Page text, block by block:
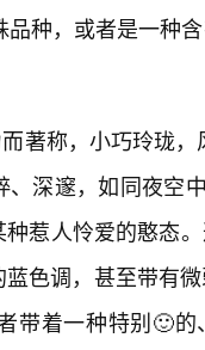
种，或者是一种
著称，小巧玲珑，
深邃，如同夜空
惹人怜爱的憨态
色调，甚至带有
带着一种特别🙂